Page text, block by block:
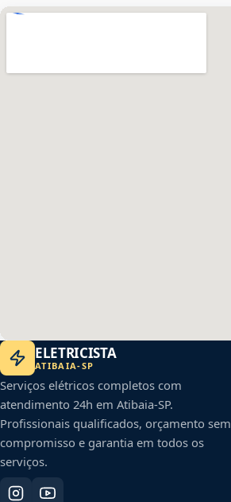
ELETRICISTA
ATIBAIA-SP
Serviços elétricos completos com
atendimento 24h em Atibaia-SP.
Profissionais qualificados, orçamento sem
compromisso e garantia em todos os
serviços.